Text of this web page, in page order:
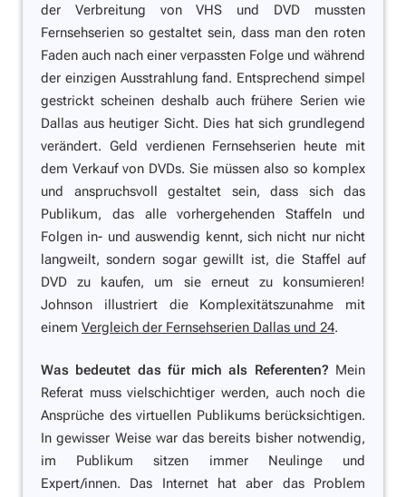
der Verbreitung von VHS und DVD mussten
Fernsehserien so gestaltet sein, dass man den roten
Faden auch nach einer verpassten Folge und während
der einzigen Ausstrahlung fand. Entsprechend simpel
gestrickt scheinen deshalb auch frühere Serien wie
Dallas aus heutiger Sicht. Dies hat sich grundlegend
verändert. Geld verdienen Fernsehserien heute mit
dem Verkauf von DVDs. Sie müssen also so komplex
und anspruchsvoll gestaltet sein, dass sich das
Publikum, das alle vorhergehenden Staffeln und
Folgen in- und auswendig kennt, sich nicht nur nicht
langweilt, sondern sogar gewillt ist, die Staffel auf
DVD zu kaufen, um sie erneut zu konsumieren!
Johnson illustriert die Komplexitätszunahme mit
einem Vergleich der Fernsehserien Dallas und 24.
Was bedeutet das für mich als Referenten? Mein
Referat muss vielschichtiger werden, auch noch die
Ansprüche des virtuellen Publikums berücksichtigen.
In gewisser Weise war das bereits bisher notwendig,
im Publikum sitzen immer Neulinge und
Expert/innen. Das Internet hat aber das Problem